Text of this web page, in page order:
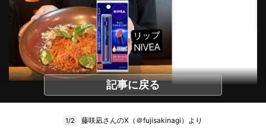
記事に戻る
1/2 藤咲凪さんのX（＠fujisakinagi）より